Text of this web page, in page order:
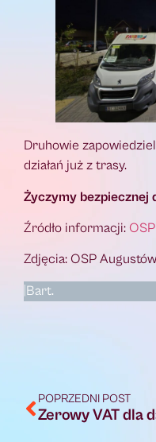
Druhowie
działań już z trasy.
Życzymy bezpiecznej
Źródło informacji:
Zdjęcia: OSP
|Bart.
POPRZEDNI POST